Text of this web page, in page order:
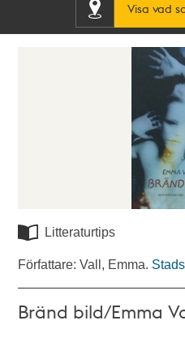
Visa vad
Litteraturtips
Författare: Vall, Emma.
Bränd bild/Emma